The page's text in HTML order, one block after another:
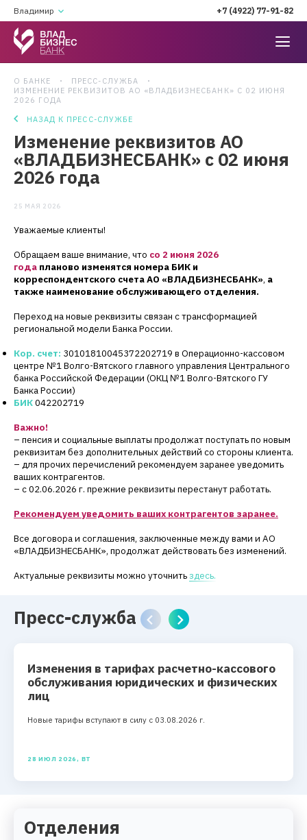
Владимир +7 (4922) 77-91-82
О БАНКЕ
ПРЕСС-СЛУЖБА
ИЗМЕНЕНИЕ РЕКВИЗИТОВ АО «ВЛАДБИЗНЕСБАНК» С 02 ИЮНЯ
2026 ГОДА
НАЗАД К ПРЕСС-СЛУЖБЕ
Изменение реквизитов АО
«ВЛАДБИЗНЕСБАНК» с 02 июня
2026 года
25 МАЯ 2026
Уважаемые клиенты!
Обращаем ваше внимание, что со 2 июня 2026
года планово изменятся номера БИК и
корреспондентского счета АО «ВЛАДБИЗНЕСБАНК», а
также наименование обслуживающего отделения.
Переход на новые реквизиты связан с трансформацией
региональной модели Банка России.
Кор. счет: 30101810045372202719 в Операционно-кассовом
центре №1 Волго-Вятского главного управления Центрального
банка Российской Федерации (ОКЦ №1 Волго-Вятского ГУ
Банка России)
БИК042202719
Важно!
– пенсия и социальные выплаты продолжат поступать по новым
реквизитам без дополнительных действий со стороны клиента.
– для прочих перечислений рекомендуем заранее уведомить
ваших контрагентов.
– с 02.06.2026 г. прежние реквизиты перестанут работать.
Рекомендуем уведомить ваших контрагентов заранее.
Все договора и соглашения, заключенные между вами и АО
«ВЛАДБИЗНЕСБАНК», продолжат действовать без изменений.
Актуальные реквизиты можно уточнитьздесь.
Пресс-служба
Изменения в тарифах расчетно-кассового
обслуживания юридических и физических
лиц
Новые тарифы вступают в силу с 03.08.2026 г.
28 ИЮЛ 2026, ВТ
Отделения